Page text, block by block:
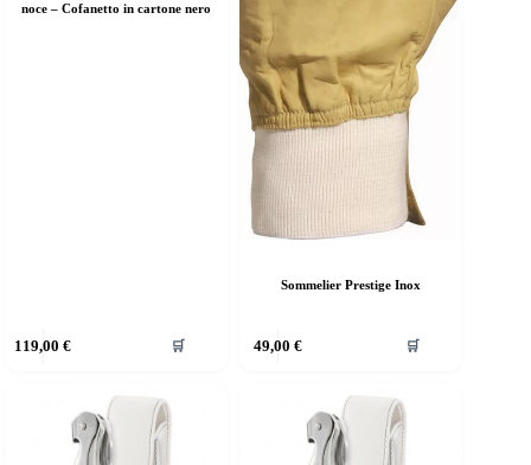
noce – Cofanetto in cartone nero
119,00€ 🛒
Sommelier Prestige Inox
49,00 € 🛒